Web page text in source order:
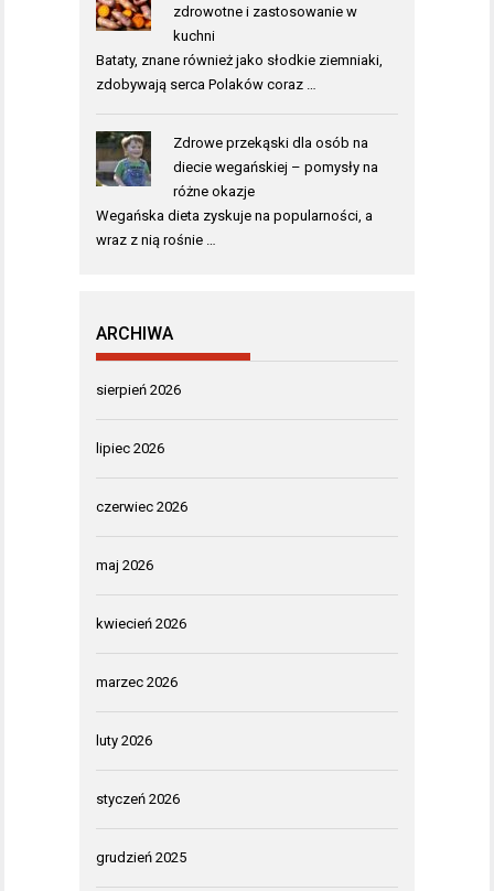
zdrowotne i zastosowanie w
kuchni
Bataty, znane również jako słodkie ziemniaki,
zdobywają serca Polaków coraz …
Zdrowe przekąski dla osób na
diecie wegańskiej – pomysły na
różne okazje
Wegańska dieta zyskuje na popularności, a
wraz z nią rośnie …
ARCHIWA
sierpień 2026
lipiec 2026
czerwiec 2026
maj 2026
kwiecień 2026
marzec 2026
luty 2026
styczeń 2026
grudzień 2025